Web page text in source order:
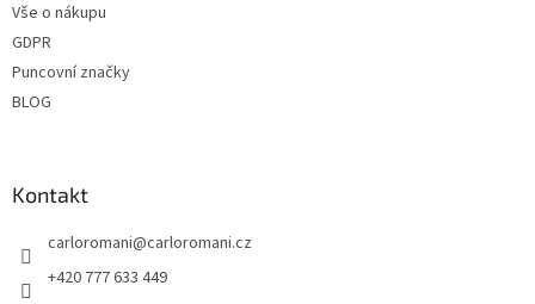
Vše o nákupu
GDPR
Puncovní značky
BLOG
Kontakt
carloromani@carloromani.cz
+420 777 633 449